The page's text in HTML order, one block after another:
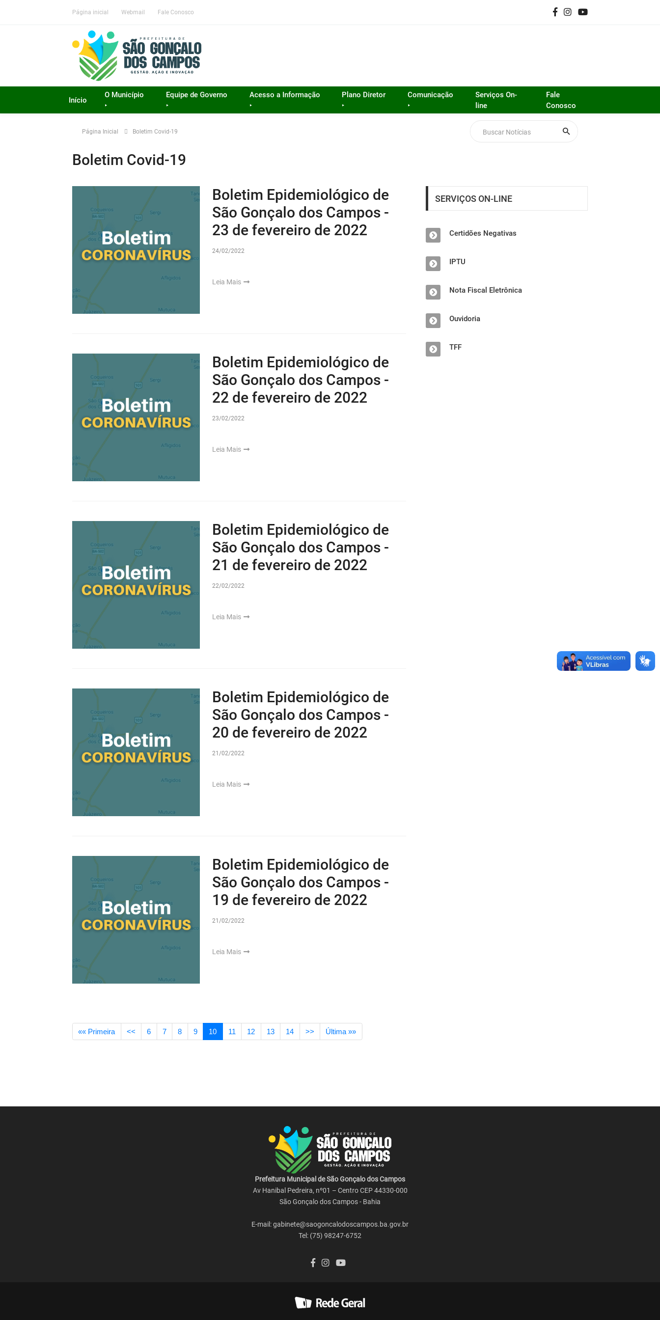
Página inicial Webmail Fale Conosco
Início
O Município
‣
Equipe de Governo
‣
Acesso a Informação
‣
Plano Diretor
‣
Comunicação
‣
Serviços On-
line
Fale
Conosco
Página Inicial Boletim Covid-19
Boletim Covid-19
Boletim Epidemiológico de
São Gonçalo dos Campos -
23 de fevereiro de 2022
24/02/2022
Leia Mais
Boletim Epidemiológico de
São Gonçalo dos Campos -
22 de fevereiro de 2022
23/02/2022
Leia Mais
Boletim Epidemiológico de
São Gonçalo dos Campos -
21 de fevereiro de 2022
22/02/2022
Leia Mais
Boletim Epidemiológico de
São Gonçalo dos Campos -
20 de fevereiro de 2022
21/02/2022
Leia Mais
Boletim Epidemiológico de
São Gonçalo dos Campos -
19 de fevereiro de 2022
21/02/2022
Leia Mais
«« Primeira << 6 7 8 9 10 11 12 13 14 >> Última »»
SERVIÇOS ON-LINE
Certidões Negativas
IPTU
Nota Fiscal Eletrônica
Ouvidoria
TFF
Prefeitura Municipal de São Gonçalo dos Campos
Av Hanibal Pedreira, nº01 – Centro CEP 44330-000
São Gonçalo dos Campos - Bahia
E-mail: gabinete@saogoncalodoscampos.ba.gov.br
Tel: (75) 98247-6752